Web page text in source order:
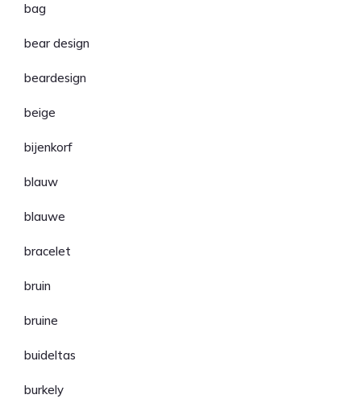
bag
bear design
beardesign
beige
bijenkorf
blauw
blauwe
bracelet
bruin
bruine
buideltas
burkely